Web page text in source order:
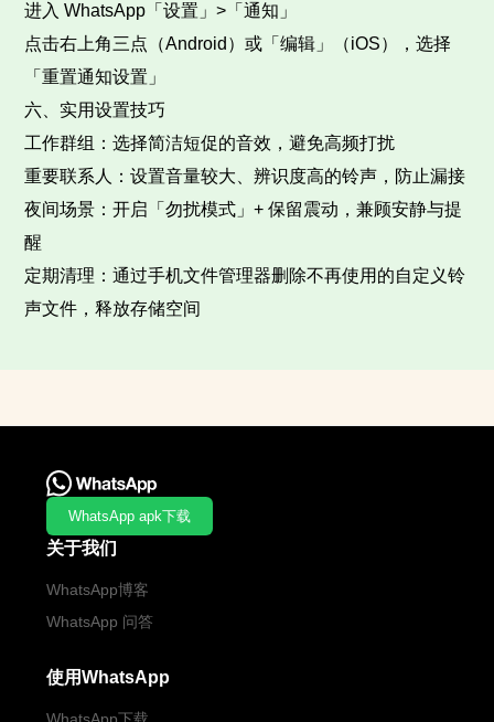
进入 WhatsApp「设置」>「通知」​
点击右上角三点（Android）或「编辑」（iOS），选择
「重置通知设置」​
六、实用设置技巧​
工作群组：选择简洁短促的音效，避免高频打扰​
重要联系人：设置音量较大、辨识度高的铃声，防止漏接​
夜间场景：开启「勿扰模式」+ 保留震动，兼顾安静与提
醒​
定期清理：通过手机文件管理器删除不再使用的自定义铃
声文件，释放存储空间
WhatsApp apk下载
关于我们
WhatsApp博客
WhatsApp 问答
使用WhatsApp
WhatsApp下载